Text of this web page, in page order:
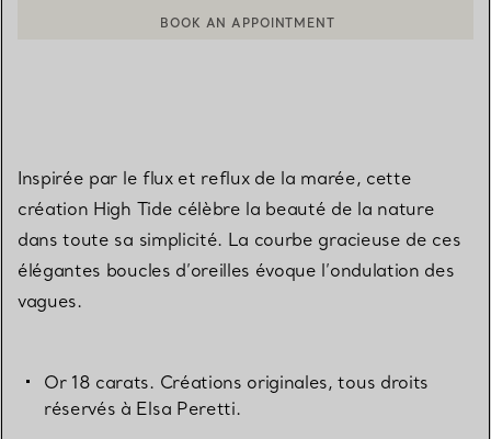
Inspirée par le flux et reflux de la marée, cette
création High Tide célèbre la beauté de la nature
dans toute sa simplicité. La courbe gracieuse de ces
élégantes boucles d’oreilles évoque l’ondulation des
vagues.
Or 18 carats. Créations originales, tous droits
réservés à Elsa Peretti.